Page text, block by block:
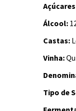
Álcool:
Castas:
Vinha:
Tipo de